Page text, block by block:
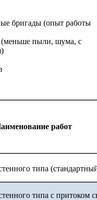
бригады (опыт работы
(меньше пыли, шума, с
работ
типа
типа с притоком